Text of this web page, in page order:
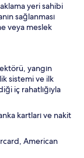
yeri sahibi
sağlanması
veya meslek
yangın
sistemi ve ilk
iç rahatlığıyla
kartları ve nakit
American